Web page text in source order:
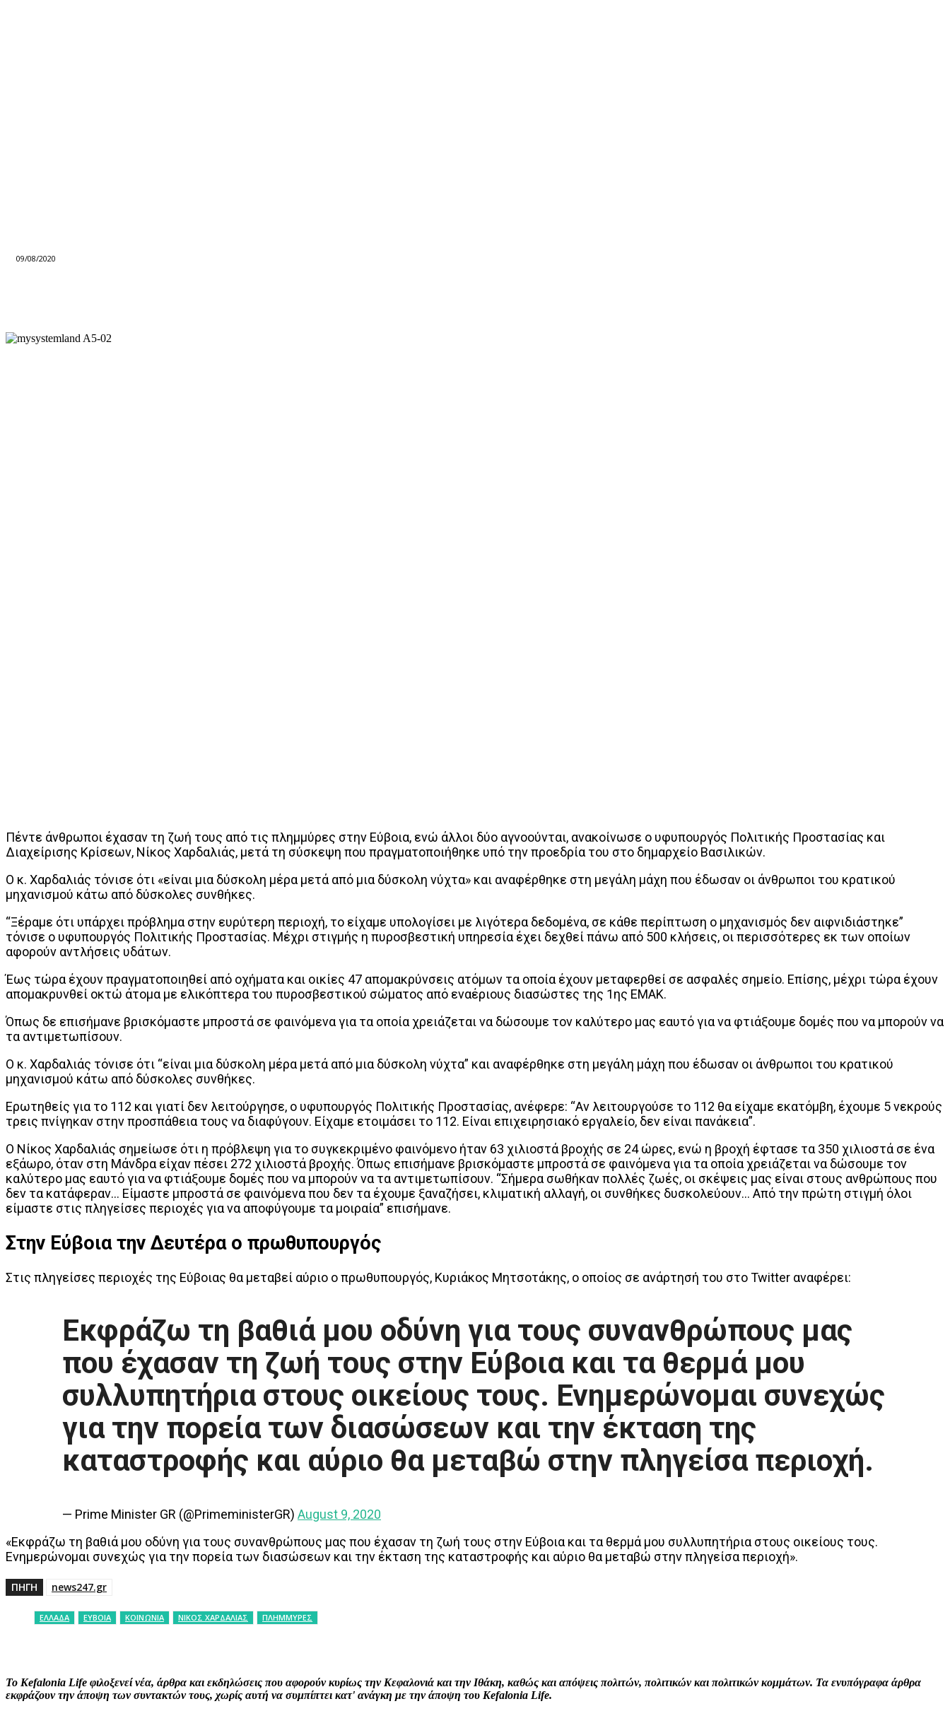
09/08/2020
Πέντε άνθρωποι έχασαν τη ζωή τους από τις πλημμύρες στην Εύβοια, ενώ άλλοι δύο αγνοούνται, ανακοίνωσε ο υφυπουργός Πολιτικής Προστασίας και
Διαχείρισης Κρίσεων, Νίκος Χαρδαλιάς, μετά τη σύσκεψη που πραγματοποιήθηκε υπό την προεδρία του στο δημαρχείο Βασιλικών.
Ο κ. Χαρδαλιάς τόνισε ότι «είναι μια δύσκολη μέρα μετά από μια δύσκολη νύχτα» και αναφέρθηκε στη μεγάλη μάχη που έδωσαν οι άνθρωποι του κρατικού
μηχανισμού κάτω από δύσκολες συνθήκες.
“Ξέραμε ότι υπάρχει πρόβλημα στην ευρύτερη περιοχή, το είχαμε υπολογίσει με λιγότερα δεδομένα, σε κάθε περίπτωση ο μηχανισμός δεν αιφνιδιάστηκε”
τόνισε ο υφυπουργός Πολιτικής Προστασίας. Μέχρι στιγμής η πυροσβεστική υπηρεσία έχει δεχθεί πάνω από 500 κλήσεις, οι περισσότερες εκ των οποίων
αφορούν αντλήσεις υδάτων.
Έως τώρα έχουν πραγματοποιηθεί από οχήματα και οικίες 47 απομακρύνσεις ατόμων τα οποία έχουν μεταφερθεί σε ασφαλές σημείο. Επίσης, μέχρι τώρα έχουν
απομακρυνθεί οκτώ άτομα με ελικόπτερα του πυροσβεστικού σώματος από εναέριους διασώστες της 1ης ΕΜΑΚ.
Όπως δε επισήμανε βρισκόμαστε μπροστά σε φαινόμενα για τα οποία χρειάζεται να δώσουμε τον καλύτερο μας εαυτό για να φτιάξουμε δομές που να μπορούν να
τα αντιμετωπίσουν.
Ο κ. Χαρδαλιάς τόνισε ότι “είναι μια δύσκολη μέρα μετά από μια δύσκολη νύχτα” και αναφέρθηκε στη μεγάλη μάχη που έδωσαν οι άνθρωποι του κρατικού
μηχανισμού κάτω από δύσκολες συνθήκες.
Ερωτηθείς για το 112 και γιατί δεν λειτούργησε, ο υφυπουργός Πολιτικής Προστασίας, ανέφερε: “Αν λειτουργούσε το 112 θα είχαμε εκατόμβη, έχουμε 5 νεκρούς
τρεις πνίγηκαν στην προσπάθεια τους να διαφύγουν. Είχαμε ετοιμάσει το 112. Είναι επιχειρησιακό εργαλείο, δεν είναι πανάκεια”.
Ο Νίκος Χαρδαλιάς σημείωσε ότι η πρόβλεψη για το συγκεκριμένο φαινόμενο ήταν 63 χιλιοστά βροχής σε 24 ώρες, ενώ η βροχή έφτασε τα 350 χιλιοστά σε ένα
εξάωρο, όταν στη Μάνδρα είχαν πέσει 272 χιλιοστά βροχής. Όπως επισήμανε βρισκόμαστε μπροστά σε φαινόμενα για τα οποία χρειάζεται να δώσουμε τον
καλύτερο μας εαυτό για να φτιάξουμε δομές που να μπορούν να τα αντιμετωπίσουν. “Σήμερα σωθήκαν πολλές ζωές, οι σκέψεις μας είναι στους ανθρώπους που
δεν τα κατάφεραν… Είμαστε μπροστά σε φαινόμενα που δεν τα έχουμε ξαναζήσει, κλιματική αλλαγή, οι συνθήκες δυσκολεύουν… Από την πρώτη στιγμή όλοι
είμαστε στις πληγείσες περιοχές για να αποφύγουμε τα μοιραία” επισήμανε.
Στην Εύβοια την Δευτέρα ο πρωθυπουργός
Στις πληγείσες περιοχές της Εύβοιας θα μεταβεί αύριο ο πρωθυπουργός, Κυριάκος Μητσοτάκης, ο οποίος σε ανάρτησή του στο Twitter αναφέρει:
Εκφράζω τη βαθιά μου οδύνη για τους συνανθρώπους μας
που έχασαν τη ζωή τους στην Εύβοια και τα θερμά μου
συλλυπητήρια στους οικείους τους. Ενημερώνομαι συνεχώς
για την πορεία των διασώσεων και την έκταση της
καταστροφής και αύριο θα μεταβώ στην πληγείσα περιοχή.
— Prime Minister GR (@PrimeministerGR) August 9, 2020
«Εκφράζω τη βαθιά μου οδύνη για τους συνανθρώπους μας που έχασαν τη ζωή τους στην Εύβοια και τα θερμά μου συλλυπητήρια στους οικείους τους.
Ενημερώνομαι συνεχώς για την πορεία των διασώσεων και την έκταση της καταστροφής και αύριο θα μεταβώ στην πληγείσα περιοχή».
ΠΗΓΗ news247.gr
ΕΛΛΑΔΑ ΕΥΒΟΙΑ ΚΟΙΝΩΝΙΑ ΝΙΚΟΣ ΧΑΡΔΑΛΙΑΣ ΠΛΗΜΜΥΡΕΣ
Το Kefalonia Life φιλοξενεί νέα, άρθρα και εκδηλώσεις που αφορούν κυρίως την Κεφαλονιά και την Ιθάκη, καθώς και απόψεις πολιτών, πολιτικών και πολιτικών κομμάτων. Τα ενυπόγραφα άρθρα
εκφράζουν την άποψη των συντακτών τους, χωρίς αυτή να συμπίπτει κατ' ανάγκη με την άποψη του Kefalonia Life.